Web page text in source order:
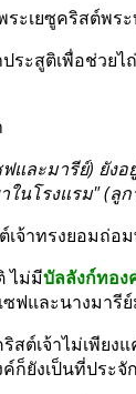
ระเยซูคริสต์พ
ระสูติเพื่อช่วย
ฟและมารีย์) ยั
ในโรงแรม" (ลูก
จ้าทรงยอมถ่อ
ไม่มีบัลลังก์ทอง
ฟและนางมารี
ก็ยังเป็นที่ประจั